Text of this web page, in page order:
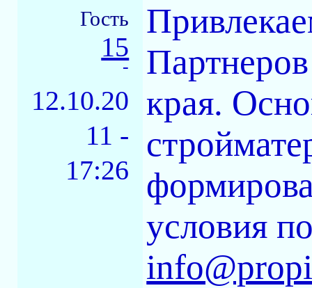
Гость
15
-
12.10.20
11 -
17:26
края.
условия